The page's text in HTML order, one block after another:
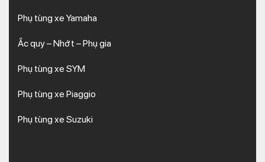
Phụ tùng xe Yamaha
Ắc quy – Nhớt – Phụ gia
Phụ tùng xe SYM
Phụ tùng xe Piaggio
Phụ tùng xe Suzuki